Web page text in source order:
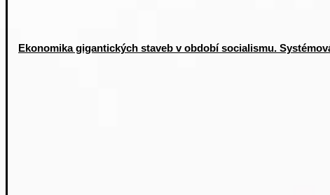
Ekonomika gigantických staveb v období socialismu.